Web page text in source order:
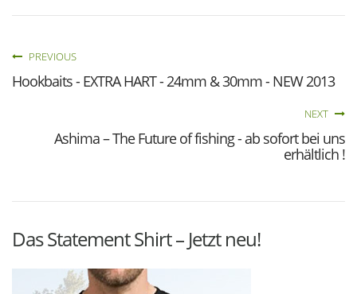
PREVIOUS
Hookbaits - EXTRA HART - 24mm & 30mm - NEW 2013
NEXT
Ashima – The Future of fishing - ab sofort bei uns
erhältlich !
Das Statement Shirt – Jetzt neu!